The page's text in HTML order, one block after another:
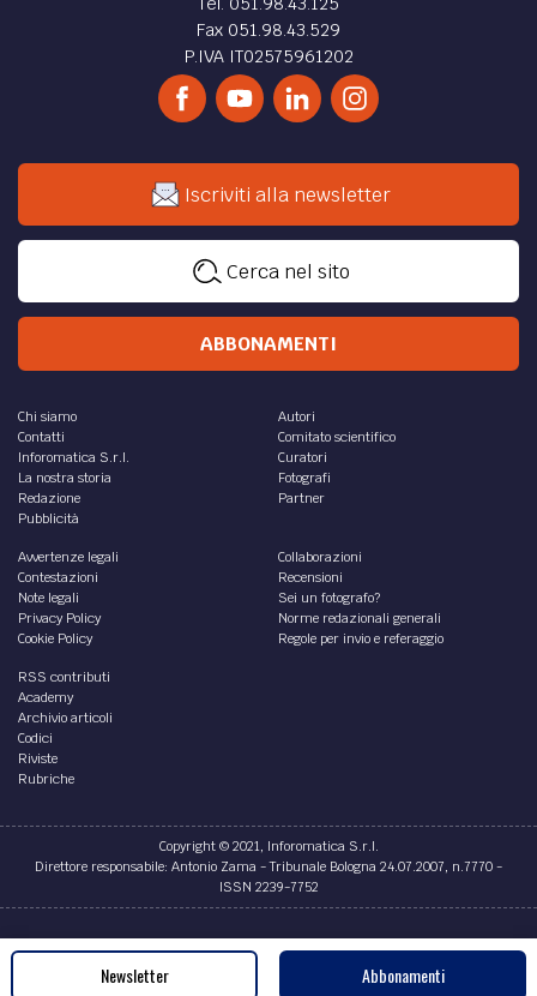
Scuola: pronto il nuovo protocollo
Scuola: in arrivo il nuovo protocollo anti-Covid. Tutti a
primarie e secondarie? Ecco tutte le novità...
Martina D'Ignazio
malattia fino al 31 dicembre 2021
Arriva l'equiparazione a malattia del periodo trascorso in
quarantena con sorveglianza attiva o permanenza
domiciliare fiduciaria.
Newsletter Abbonamenti